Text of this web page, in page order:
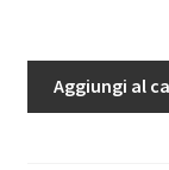
solitudine
Aggiungi al